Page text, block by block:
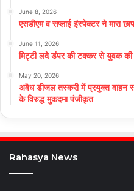
June 8, 2026
एसडीएम व सप्लाई इंस्पेक्टर ने मारा
June 11, 2026
मिट्टी लदे डंपर की टक्कर से युवक की
May 20, 2026
अवैध डीजल तस्करी में प्रयुक्त वाहन
के विरुद्ध मुकदमा पंजीकृत
Rahasya News